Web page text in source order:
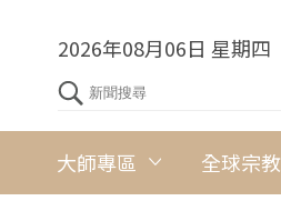
2026年08月06日 星期四
大師專區 全球宗教